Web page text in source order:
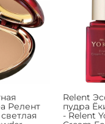
Релент
Relent
пудра
- Relent